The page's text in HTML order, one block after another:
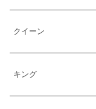
クイーン
キング